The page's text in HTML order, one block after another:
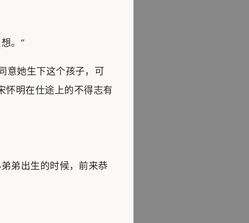
。”
意她生下这个孩子，可
怀明在仕途上的不得志有
弟出生的时候，前来恭